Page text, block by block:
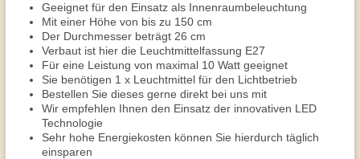
Geeignet für den Einsatz als Innenraumbeleuchtung
Mit einer Höhe von bis zu 150 cm
Der Durchmesser beträgt 26 cm
Verbaut ist hier die Leuchtmittelfassung E27
Für eine Leistung von maximal 10 Watt geeignet
Sie benötigen 1 x Leuchtmittel für den Lichtbetrieb
Bestellen Sie dieses gerne direkt bei uns mit
Wir empfehlen Ihnen den Einsatz der innovativen LED
Technologie
Sehr hohe Energiekosten können Sie hierdurch täglich
einsparen